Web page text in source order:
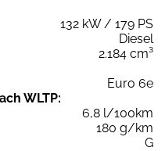
132 kW / 179 PS
Diesel
2.184 cm³
Euro 6e
WLTP:
6,8 l/100km
180 g/km
G